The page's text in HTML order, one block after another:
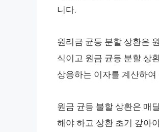
니다.
원리금 균등 분할 상환은
식이고 원금 균등 분할 상
상응하는 이자를 계산하
원금 균등 불할 상환은 매
해야 하고 상환 초기 갚아